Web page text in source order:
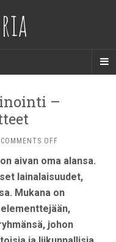
–
COMMENTS OFF
–
aivan oma alansa.
lainalaisuudet,
Mukana on
johon